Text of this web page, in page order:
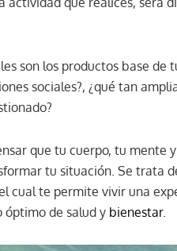
son los productos base
sociales?, ¿qué tan
que tu cuerpo, tu mente
tu situación. Se trata
cual te permite vivir una
óptimo de salud y bienestar.